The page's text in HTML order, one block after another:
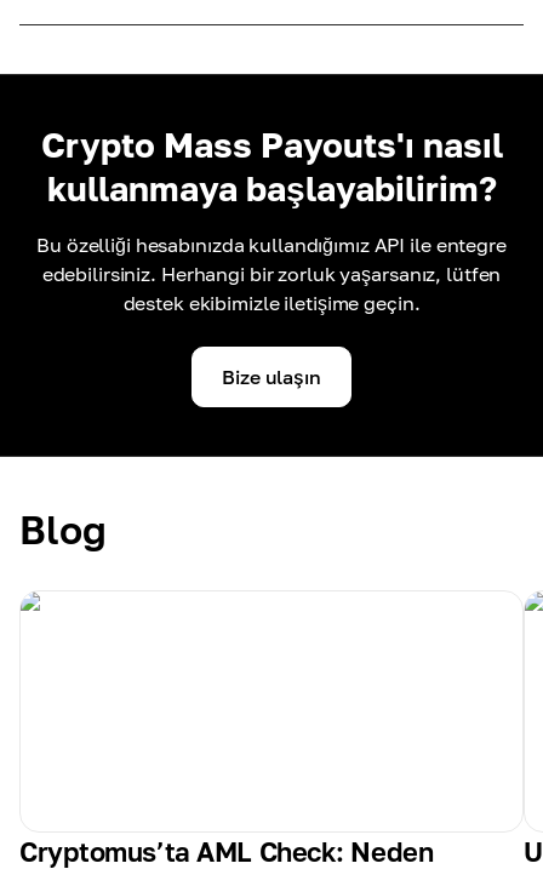
Crypto Mass Payouts'ı nasıl
kullanmaya başlayabilirim?
Bu özelliği hesabınızda kullandığımız API ile entegre
edebilirsiniz. Herhangi bir zorluk yaşarsanız, lütfen
destek ekibimizle iletişime geçin.
Bize ulaşın
Blog
Cryptomus’ta AML Check: Neden